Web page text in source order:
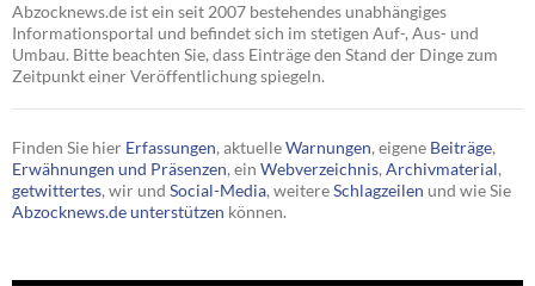
Abzocknews.de ist ein seit 2007 bestehendes unabhängiges
Informationsportal und befindet sich im stetigen Auf-, Aus- und
Umbau. Bitte beachten Sie, dass Einträge den Stand der Dinge zum
Zeitpunkt einer Veröffentlichung spiegeln.
Finden Sie hier Erfassungen, aktuelleWarnungen, eigene Beiträge,
Erwähnungen und Präsenzen, ein Webverzeichnis, Archivmaterial,
getwittertes, wir und Social-Media, weitereSchlagzeilen und wie Sie
Abzocknews.de unterstützen können.